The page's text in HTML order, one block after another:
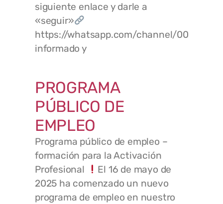
siguiente enlace y darle a
«seguir»
https://whatsapp.com/channel/
informado y
PROGRAMA
PÚBLICO DE
EMPLEO
Programa público de empleo –
formación para la Activación
Profesional
El 16 de mayo de
2025 ha comenzado un nuevo
programa de empleo en nuestro